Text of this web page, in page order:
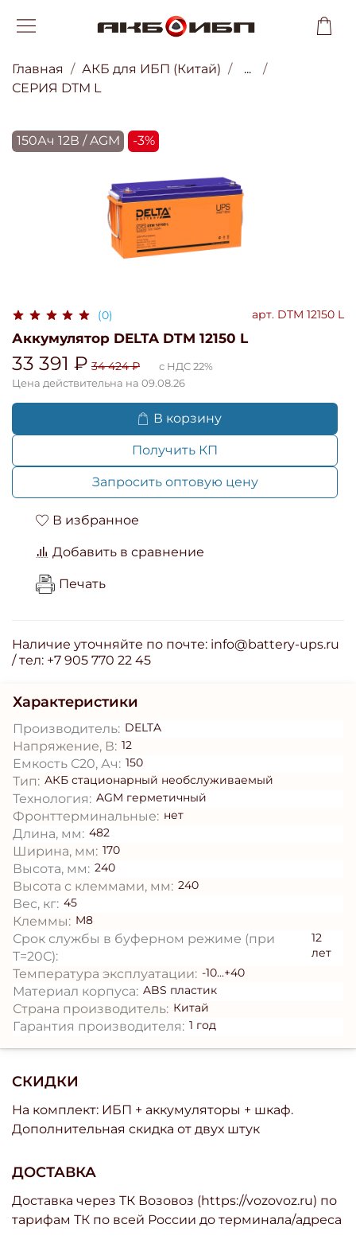
Главная АКБ для ИБП (Китай)
...
СЕРИЯ DTM L
150Ач 12В / AGM -3%
(0) арт. DTM 12150 L
Аккумулятор DELTA DTM 12150 L
33 391 ₽ 34 424 ₽
с НДС 22%
Цена действительна на 09.08.26
В корзину
Получить КП
Запросить оптовую цену
В избранное
Добавить в сравнение
Печать
Наличие уточняйте по почте: info@battery-ups.ru
/ тел: +7 905 770 22 45
СКИДКИ
На комплект: ИБП + аккумуляторы + шкаф.
Дополнительная скидка от двух штук
ДОСТАВКА
Доставка через ТК Возовоз (https://vozovoz.ru) по
тарифам ТК по всей России до терминала/адреса
Характеристики
Производитель: DELTA
Напряжение, В: 12
Емкость С20, Ач: 150
Тип: АКБ стационарный необслуживаемый
Технология: AGM герметичный
Фронттерминальные: нет
Длина, мм: 482
Ширина, мм: 170
Высота, мм: 240
Высота с клеммами, мм: 240
Вес, кг: 45
Клеммы: M8
Срок службы в буферном режиме (при
T=20С):
12
лет
Температура эксплуатации: -10...+40
Материал корпуса: ABS пластик
Страна производитель: Китай
Гарантия производителя: 1 год